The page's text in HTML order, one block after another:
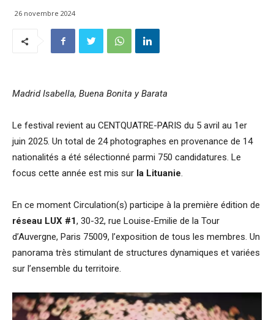
26 novembre 2024
Madrid Isabella, Buena Bonita y Barata
Le festival revient au CENTQUATRE-PARIS du 5 avril au 1er
juin 2025. Un total de 24 photographes en provenance de 14
nationalités a été sélectionné parmi 750 candidatures. Le
focus cette année est mis sur la Lituanie.
En ce moment Circulation(s) participe à la première édition de
réseau LUX #1, 30-32, rue Louise-Emilie de la Tour
d’Auvergne, Paris 75009, l’exposition de tous les membres. Un
panorama très stimulant de structures dynamiques et variées
sur l’ensemble du territoire.